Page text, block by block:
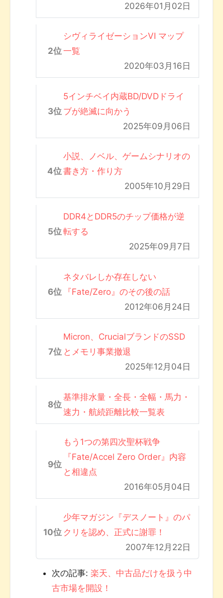
2026年01月02日
シヴィライゼーションVI マップ
一覧
2020年03月16日
5インチベイ内蔵BD/DVDドライ
ブが絶滅に向かう
2025年09月06日
小説、ノベル、ゲームシナリオの
書き方・作り方
2005年10月29日
DDR4とDDR5のチップ価格が逆
転する
2025年09月7日
ネタバレしか存在しない
『Fate/Zero』のその後の話
2012年06月24日
Micron、CrucialブランドのSSD
とメモリ事業撤退
2025年12月04日
基準排水量・全長・全幅・馬力・
速力・航続距離比較一覧表
もう1つの第四次聖杯戦争
『Fate/Accel Zero Order』内容
と相違点
2016年05月04日
少年マガジン『デスノート』のパ
クリを認め、正式に謝罪！
2007年12月22日
次の記事: 楽天、中古品だけを扱う中
古市場を開設！